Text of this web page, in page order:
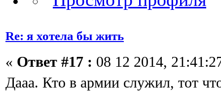
Re: я хотела бы жить
« Ответ #17 : 08 12 2014,
Дааа. Кто в армии служил, тот